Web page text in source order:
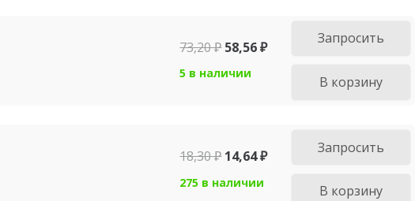
73,20₽ 58,56₽
5 в наличии
Запросить
В корзину
18,30₽ 14,64₽
275 в наличии
Запросить
В корзину